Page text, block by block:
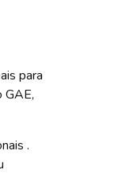
para
GAE,
.